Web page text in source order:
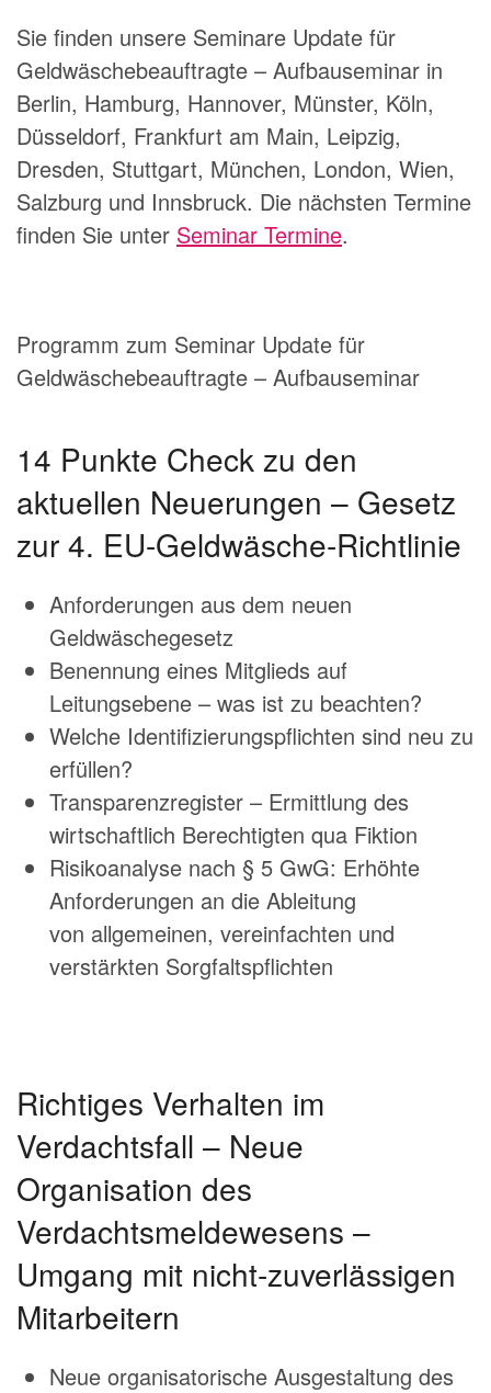
Sie finden unsere Seminare Update für
Geldwäschebeauftragte – Aufbauseminar in
Berlin, Hamburg, Hannover, Münster, Köln,
Düsseldorf, Frankfurt am Main, Leipzig,
Dresden, Stuttgart, München, London, Wien,
Salzburg und Innsbruck. Die nächsten Termine
finden Sie unter Seminar Termine.
Programm zum Seminar Update für
Geldwäschebeauftragte – Aufbauseminar
14 Punkte Check zu den
aktuellen Neuerungen – Gesetz
zur 4. EU-Geldwäsche-Richtlinie
Anforderungen aus dem neuen
Geldwäschegesetz
Benennung eines Mitglieds auf
Leitungsebene – was ist zu beachten?
Welche Identifizierungspflichten sind neu zu
erfüllen?
Transparenzregister – Ermittlung des
wirtschaftlich Berechtigten qua Fiktion
Risikoanalyse nach § 5 GwG: Erhöhte
Anforderungen an die Ableitung
von allgemeinen, vereinfachten und
verstärkten Sorgfaltspflichten
Richtiges Verhalten im
Verdachtsfall – Neue
Organisation des
Verdachtsmeldewesens –
Umgang mit nicht-zuverlässigen
Mitarbeitern
Neue organisatorische Ausgestaltung des